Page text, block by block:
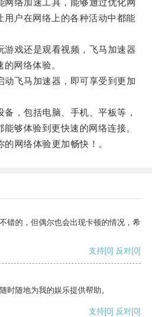
络加速工具，能够通过优化网
用户在网络上的各种活动中都能
戏还是观看视频，飞马加速器
网络体验。
飞马加速器，即可享受到更加
，包括电脑、手机、平板等，
够体验到更快速的网络连接。
网络体验更加畅快！。
错的，但偶尔也会出现卡顿的情况，希
支持[0] 反对[0]
时随地为我的娱乐提供帮助。
支持[0] 反对[0]